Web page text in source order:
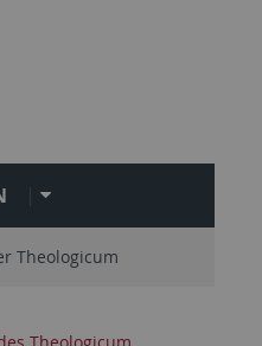
Theologicum
Theologicum